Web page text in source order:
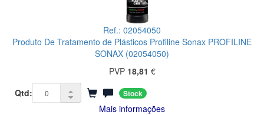
Ref.: 02054050
Produto De Tratamento de Plásticos Profiline Sonax PROFILINE
SONAX (02054050)
PVP 18,81 €
Qtd:
Stock
Mais informações